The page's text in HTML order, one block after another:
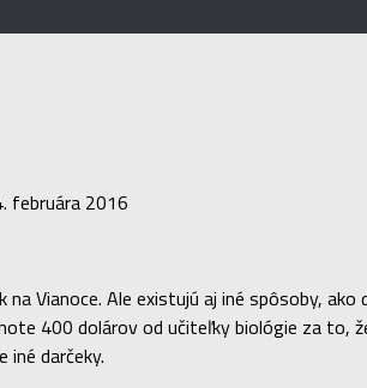
februára 2016
Vianoce. Ale existujú aj iné spôsoby,
400 dolárov od učiteľky biológie za
darčeky.